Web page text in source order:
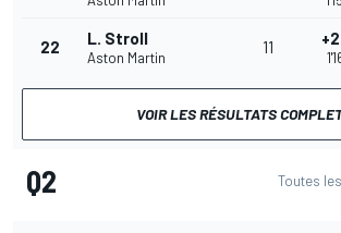
22 L. Stroll
Aston Martin
11
VOIR LES RÉSULTATS
Q2 Toutes